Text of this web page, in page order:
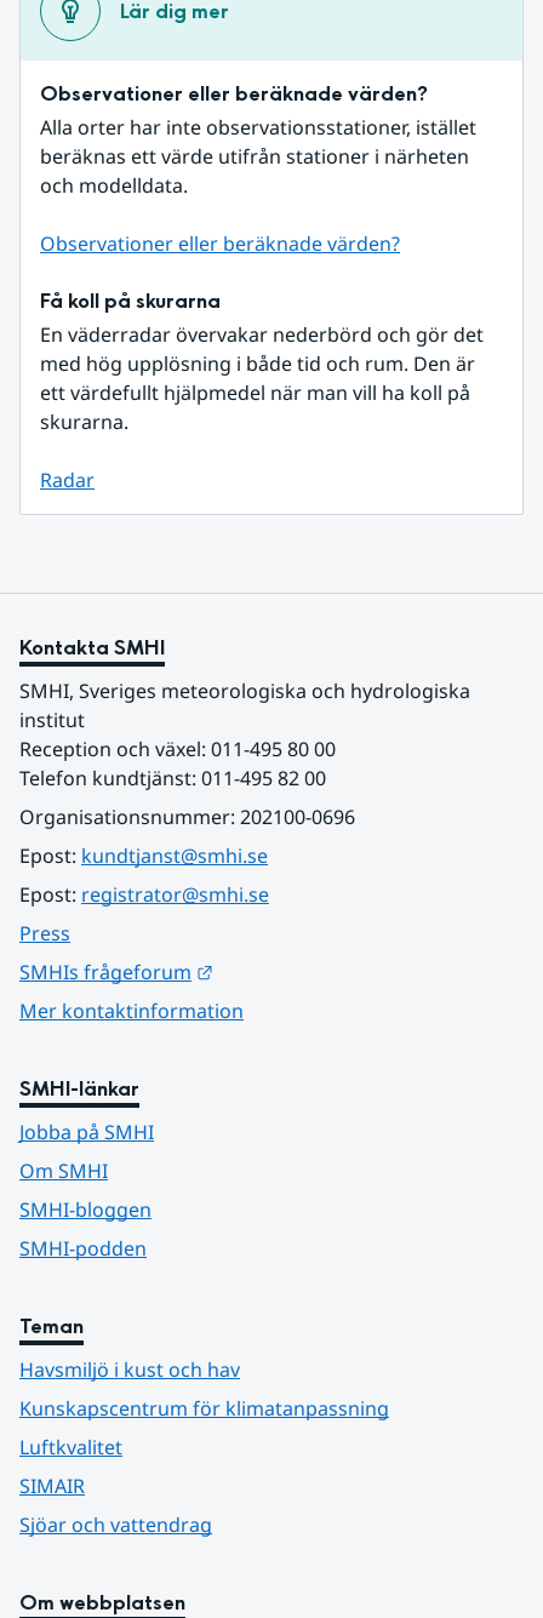
Lär dig mer
Observationer eller beräknade värden?
Alla orter har inte observationsstationer, istället
beräknas ett värde utifrån stationer i närheten
och modelldata.
Observationer eller beräknade värden?
Få koll på skurarna
En väderradar övervakar nederbörd och gör det
med hög upplösning i både tid och rum. Den är
ett värdefullt hjälpmedel när man vill ha koll på
skurarna.
Radar
Kontakta SMHI
SMHI, Sveriges meteorologiska och hydrologiska
institut
Reception och växel: 011-495 80 00
Telefon kundtjänst: 011-495 82 00
Organisationsnummer: 202100-0696
Epost: kundtjanst@smhi.se
Epost: registrator@smhi.se
Press
SMHIs frågeforum
Mer kontaktinformation
SMHI-länkar
Jobba på SMHI
Om SMHI
SMHI-bloggen
SMHI-podden
Teman
Havsmiljö i kust och hav
Kunskapscentrum för klimatanpassning
Luftkvalitet
SIMAIR
Sjöar och vattendrag
Om webbplatsen